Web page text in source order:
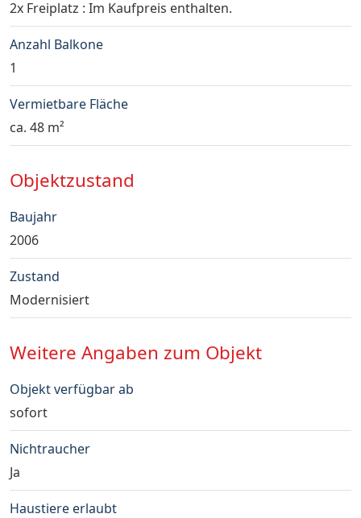
2x Freiplatz : Im Kaufpreis enthalten.
Anzahl Balkone
1
Vermietbare Fläche
ca. 48 m²
Objektzustand
Baujahr
2006
Zustand
Modernisiert
Weitere Angaben zum Objekt
Objekt verfügbar ab
sofort
Nichtraucher
Ja
Haustiere erlaubt